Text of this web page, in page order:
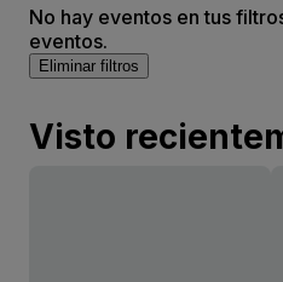
No hay eventos en tus
eventos.
Eliminar filtros
Visto